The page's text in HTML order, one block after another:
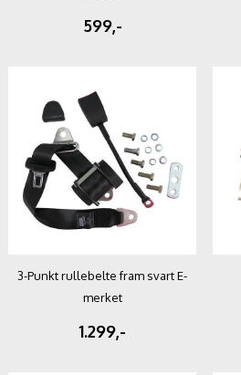
599,-
3-Punkt rullebelte fram svart E-
merket
1.299,-